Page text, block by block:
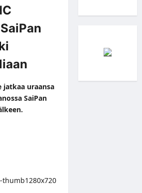
jatkaa uraansa
SaiPan